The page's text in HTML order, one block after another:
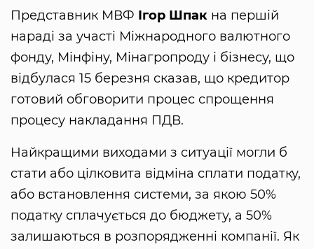
Представник МВФ Ігор Шпак на першій
нараді за участі Міжнародного валютного
фонду, Мінфіну, Мінагропроду і бізнесу, що
відбулася 15 березня сказав, що кредитор
готовий обговорити процес спрощення
процесу накладання ПДВ.
Найкращими виходами з ситуації могли б
стати або цілковита відміна сплати податку,
або встановлення системи, за якою 50%
податку сплачується до бюджету, а 50%
залишаються в розпорядженні компанії. Як